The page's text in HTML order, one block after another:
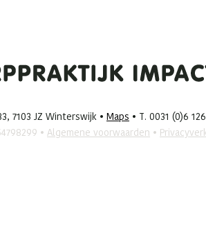
7103 JZ Winterswijk • Maps • T. 0031 (0)6
• Algemene voorwaarden •